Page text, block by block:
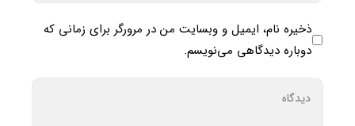
ذخیره نام، ایمیل و وبسایت من در مرورگر برای زمانی که
دوباره دیدگاهی می‌نویسم.